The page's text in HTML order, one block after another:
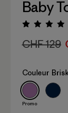
Baby
CHF 129
Couleur
Promo